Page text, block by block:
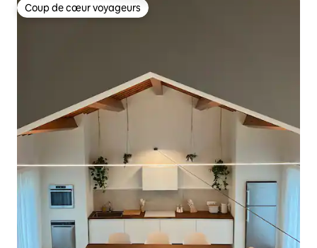
Coup de cœur voyageurs
Coup de cœur voyageurs